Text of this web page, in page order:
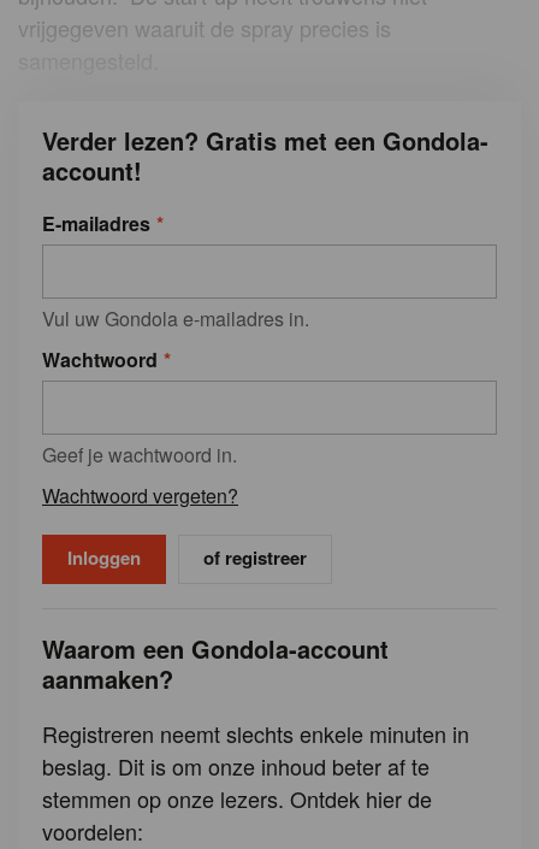
vrijgegeven waaruit de spray precies is
Verder lezen? Gratis met een Gondola-
account!
E-mailadres
Vul uw Gondola e-mailadres in.
Wachtwoord
Geef je wachtwoord in.
Wachtwoord vergeten?
of registreer
Waarom een Gondola-account
aanmaken?
Registreren neemt slechts enkele minuten in
beslag. Dit is om onze inhoud beter af te
stemmen op onze lezers. Ontdek hier de
voordelen: